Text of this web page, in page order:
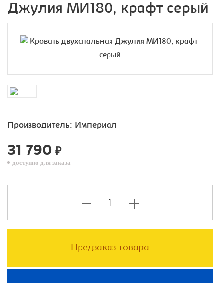
Джулия МИ180, крафт серый
Производитель: Империал
31 790 ₽
доступно для заказа
Предзаказ товара